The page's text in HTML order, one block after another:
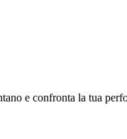
e confronta la tua